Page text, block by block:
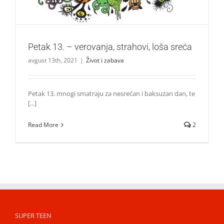
Petak 13. – verovanja, strahovi, loša sreća
avgust 13th, 2021 | Život i zabava
Petak 13. mnogi smatraju za nesrećan i baksuzan dan, te
[...]
Read More 2
SUPER TEEN